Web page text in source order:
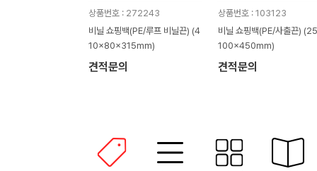
상품번호 : 272243
비닐 쇼핑백(PE/루프 비닐끈) (4
10x80x315mm)
견적문의
상품번호 : 103123
비닐 쇼핑백(PE/사출끈)
100x450mm)
견적문의